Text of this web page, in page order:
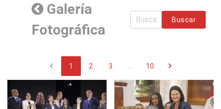
Galería
Fotográfica
Buscar
chevron_left 1 2 3 10 chevron_right